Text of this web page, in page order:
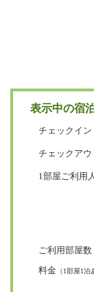
表示中の宿
チェックイン
チェックアウ
1部屋ご利用
ご利用部屋数
料金 （1部屋1泊